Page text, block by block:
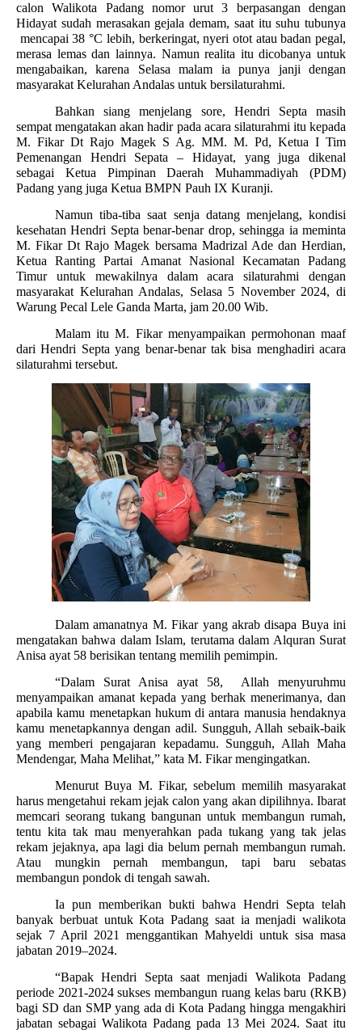
calon Walikota Padang nomor urut 3 berpasangan dengan
Hidayat sudah merasakan gejala demam, saat itu suhu tubunya
mencapai 38 °C lebih, berkeringat, nyeri otot atau badan pegal,
merasa lemas dan lainnya. Namun realita itu dicobanya untuk
mengabaikan, karena Selasa malam ia punya janji dengan
masyarakat Kelurahan Andalas untuk bersilaturahmi.
Bahkan siang menjelang sore, Hendri Septa masih
sempat mengatakan akan hadir pada acara silaturahmi itu kepada
M. Fikar Dt Rajo Magek S Ag. MM. M. Pd, Ketua I Tim
Pemenangan Hendri Sepata – Hidayat, yang juga dikenal
sebagai Ketua Pimpinan Daerah Muhammadiyah (PDM)
Padang yang juga Ketua BMPN Pauh IX Kuranji.
Namun tiba-tiba saat senja datang menjelang, kondisi
kesehatan Hendri Septa benar-benar drop, sehingga ia meminta
M. Fikar Dt Rajo Magek bersama Madrizal Ade dan Herdian,
Ketua Ranting Partai Amanat Nasional Kecamatan Padang
Timur untuk mewakilnya dalam acara silaturahmi dengan
masyarakat Kelurahan Andalas, Selasa 5 November 2024, di
Warung Pecal Lele Ganda Marta, jam 20.00 Wib.
Malam itu M. Fikar menyampaikan permohonan maaf
dari Hendri Septa yang benar-benar tak bisa menghadiri acara
silaturahmi tersebut.
Dalam amanatnya M. Fikar yang akrab disapa Buya ini
mengatakan bahwa dalam Islam, terutama dalam Alquran Surat
Anisa ayat 58 berisikan tentang memilih pemimpin.
“Dalam Surat Anisa ayat 58,
Allah menyuruhmu
menyampaikan amanat kepada yang berhak menerimanya, dan
apabila kamu menetapkan hukum di antara manusia hendaknya
kamu menetapkannya dengan adil. Sungguh, Allah sebaik-baik
yang memberi pengajaran kepadamu. Sungguh, Allah Maha
Mendengar, Maha Melihat,” kata M. Fikar mengingatkan.
Menurut Buya M. Fikar, sebelum memilih masyarakat
harus mengetahui rekam jejak calon yang akan dipilihnya. Ibarat
memcari seorang tukang bangunan untuk membangun rumah,
tentu kita tak mau menyerahkan pada tukang yang tak jelas
rekam jejaknya, apa lagi dia belum pernah membangun rumah.
Atau mungkin pernah membangun, tapi baru sebatas
membangun pondok di tengah sawah.
Ia pun memberikan bukti bahwa Hendri Septa telah
banyak berbuat untuk Kota Padang saat ia menjadi walikota
sejak 7 April 2021 menggantikan Mahyeldi untuk sisa masa
jabatan 2019–2024.
“Bapak Hendri Septa saat menjadi Walikota Padang
periode 2021-2024 sukses membangun ruang kelas baru (RKB)
bagi SD dan SMP yang ada di Kota Padang hingga mengakhiri
jabatan sebagai Walikota Padang pada 13 Mei 2024. Saat itu